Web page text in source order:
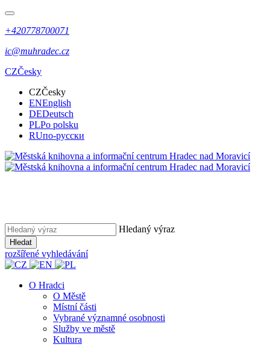
+420778700071
ic@muhradec.cz
CZČesky
CZČesky
ENEnglish
DEDeutsch
PLPo polsku
RUпо-русски
Hledaný výraz
Hledat
rozšířené vyhledávání
O Hradci
O Městě
Místní části
Vybrané významné osobnosti
Služby ve městě
Kultura